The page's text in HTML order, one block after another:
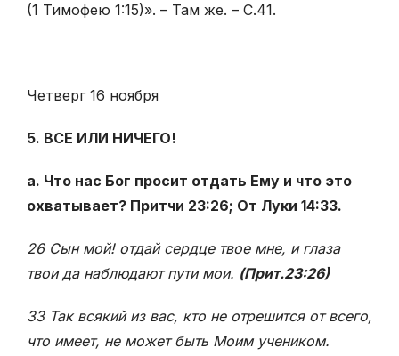
(1 Тимофею 1:15)». – Там же. – С.41.
Четверг 16 ноября
5. ВСЕ ИЛИ НИЧЕГО!
а. Что нас Бог просит отдать Ему и что это
охватывает? Притчи 23:26; От Луки 14:33.
26 Сын мой! отдай сердце твое мне, и глаза
твои да наблюдают пути мои. (Прит.23:26)
33 Так всякий из вас, кто не отрешится от всего,
что имеет, не может быть Моим учеником.